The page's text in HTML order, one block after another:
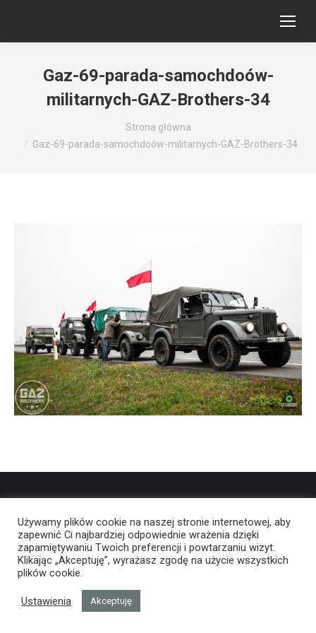
Gaz-69-parada-samochdoów-
militarnych-GAZ-Brothers-34
Strona główna
Gaz-69-parada-samochdoów-militarnych-GAZ-Brothers-34
Używamy plików cookie na naszej stronie internetowej, aby
zapewnić Ci najbardziej odpowiednie wrażenia dzięki
zapamiętywaniu Twoich preferencji i powtarzaniu wizyt.
Klikając „Akceptuję”, wyrażasz zgodę na użycie wszystkich
plików cookie.
Ustawienia Akceptuję